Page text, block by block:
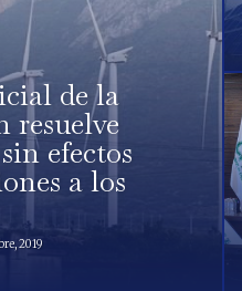
de la
resuelve
efectos
a los
2019